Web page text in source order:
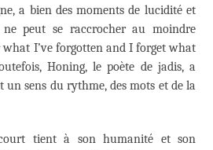
a bien des moments de lucidité et
peut se raccrocher au moindre
I’ve forgotten and I forget what
Honing, le poète de jadis, a
un sens du rythme, des mots et de la
tient à son humanité et son